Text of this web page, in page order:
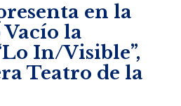
en la
Vacío la
In/Visible”,
Teatro de la